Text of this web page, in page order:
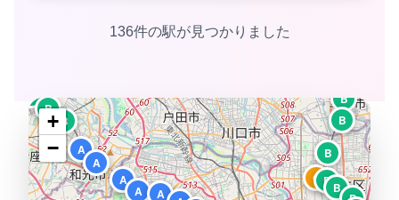
136件の駅が見つかりました
A
A
A
A
A
B
B
B
B
B
B
B
C
+
−